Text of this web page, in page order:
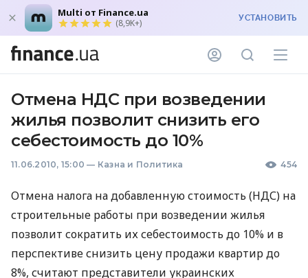
Multi от Finance.ua
(8,9K+) УСТАНОВИТЬ
Отмена НДС при возведении
жилья позволит снизить его
себестоимость до 10%
11.06.2010, 15:00 — Казна и Политика 454
Отмена налога на добавленную стоимость (НДС) на
строительные работы при возведении жилья
позволит сократить их себестоимость до 10% и в
перспективе снизить цену продажи квартир до
8%, считают представители украинских